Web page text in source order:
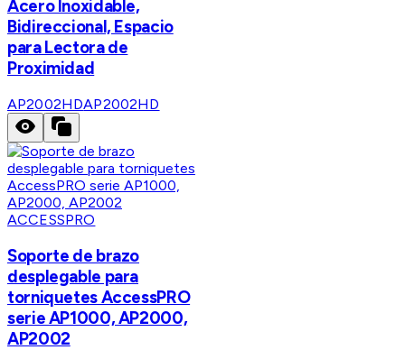
Acero Inoxidable,
Bidireccional, Espacio
para Lectora de
Proximidad
AP2002HDAP2002HD
ACCESSPRO
Soporte de brazo
desplegable para
torniquetes AccessPRO
serie AP1000, AP2000,
AP2002